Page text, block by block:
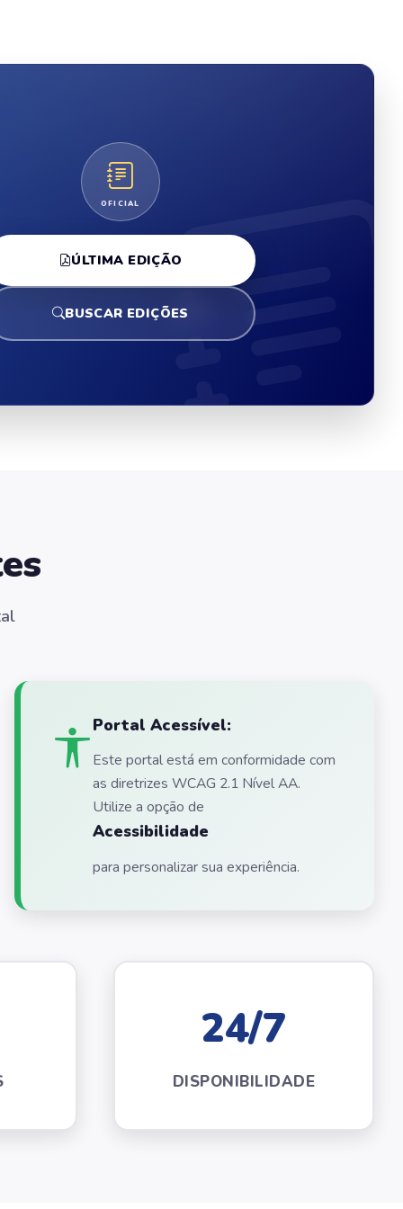
OFICIAL
ÚLTIMA EDIÇÃO
BUSCAR EDIÇÕES
Portal Acessível:
Este portal está em conformidade com
as diretrizes WCAG 2.1 Nível AA.
Utilize a opção de
Acessibilidade
para personalizar sua experiência.
24/7
DISPONIBILIDADE